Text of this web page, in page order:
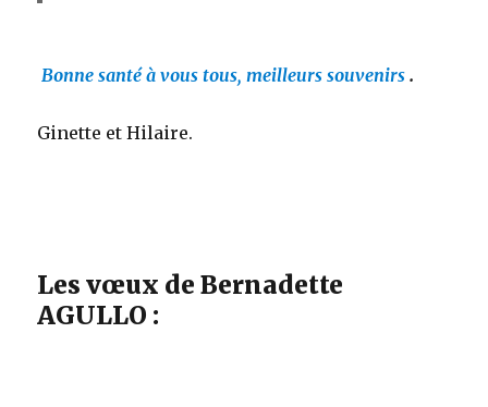
Bonne santé à vous tous, meilleurs souvenirs .
Ginette et Hilaire.
Les vœux de Bernadette
AGULLO :